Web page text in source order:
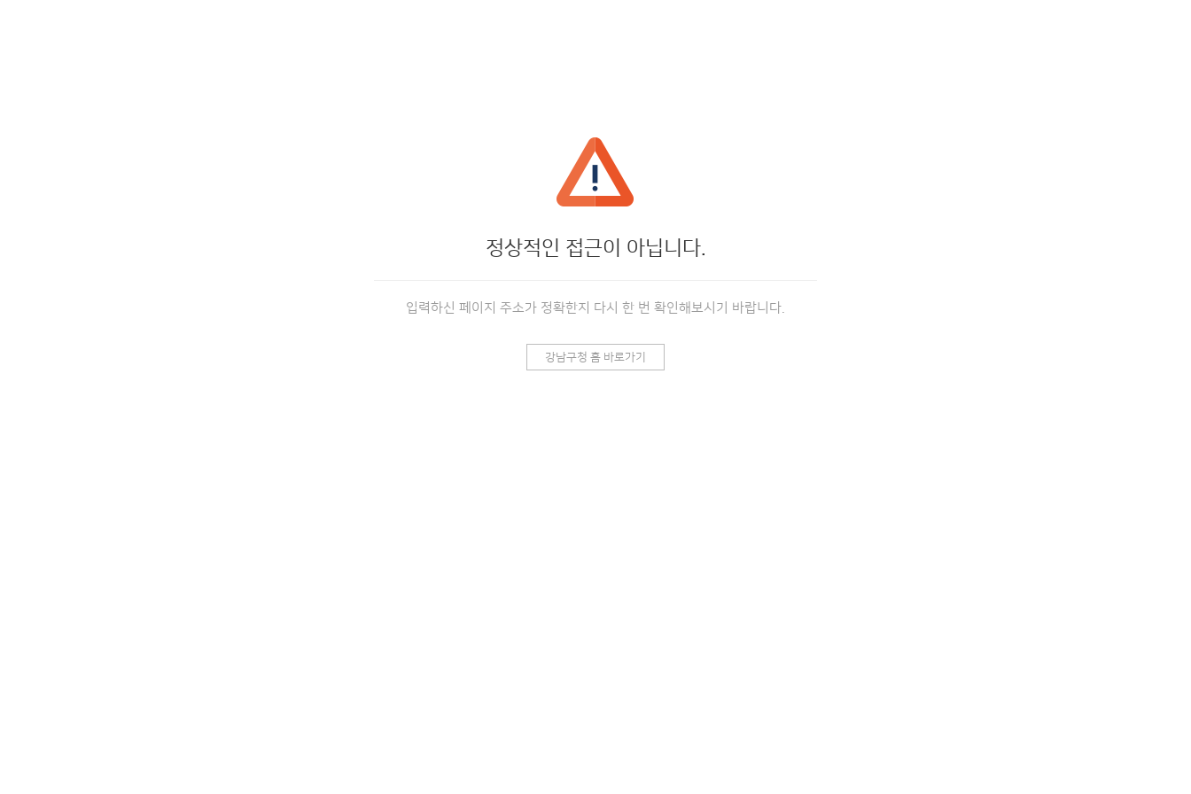
정상적인 접근이 아닙니다.
입력하신 페이지 주소가 정확한지 다시 한 번 확인해보시기 바랍니다.
강남구청 홈 바로가기